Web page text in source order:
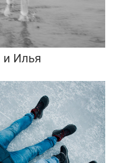
Илья